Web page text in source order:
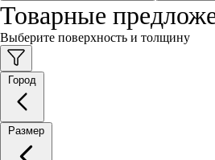
Товарные
Выберите поверхность и толщину